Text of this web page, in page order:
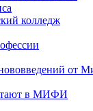
колледж
от
в МИФИ